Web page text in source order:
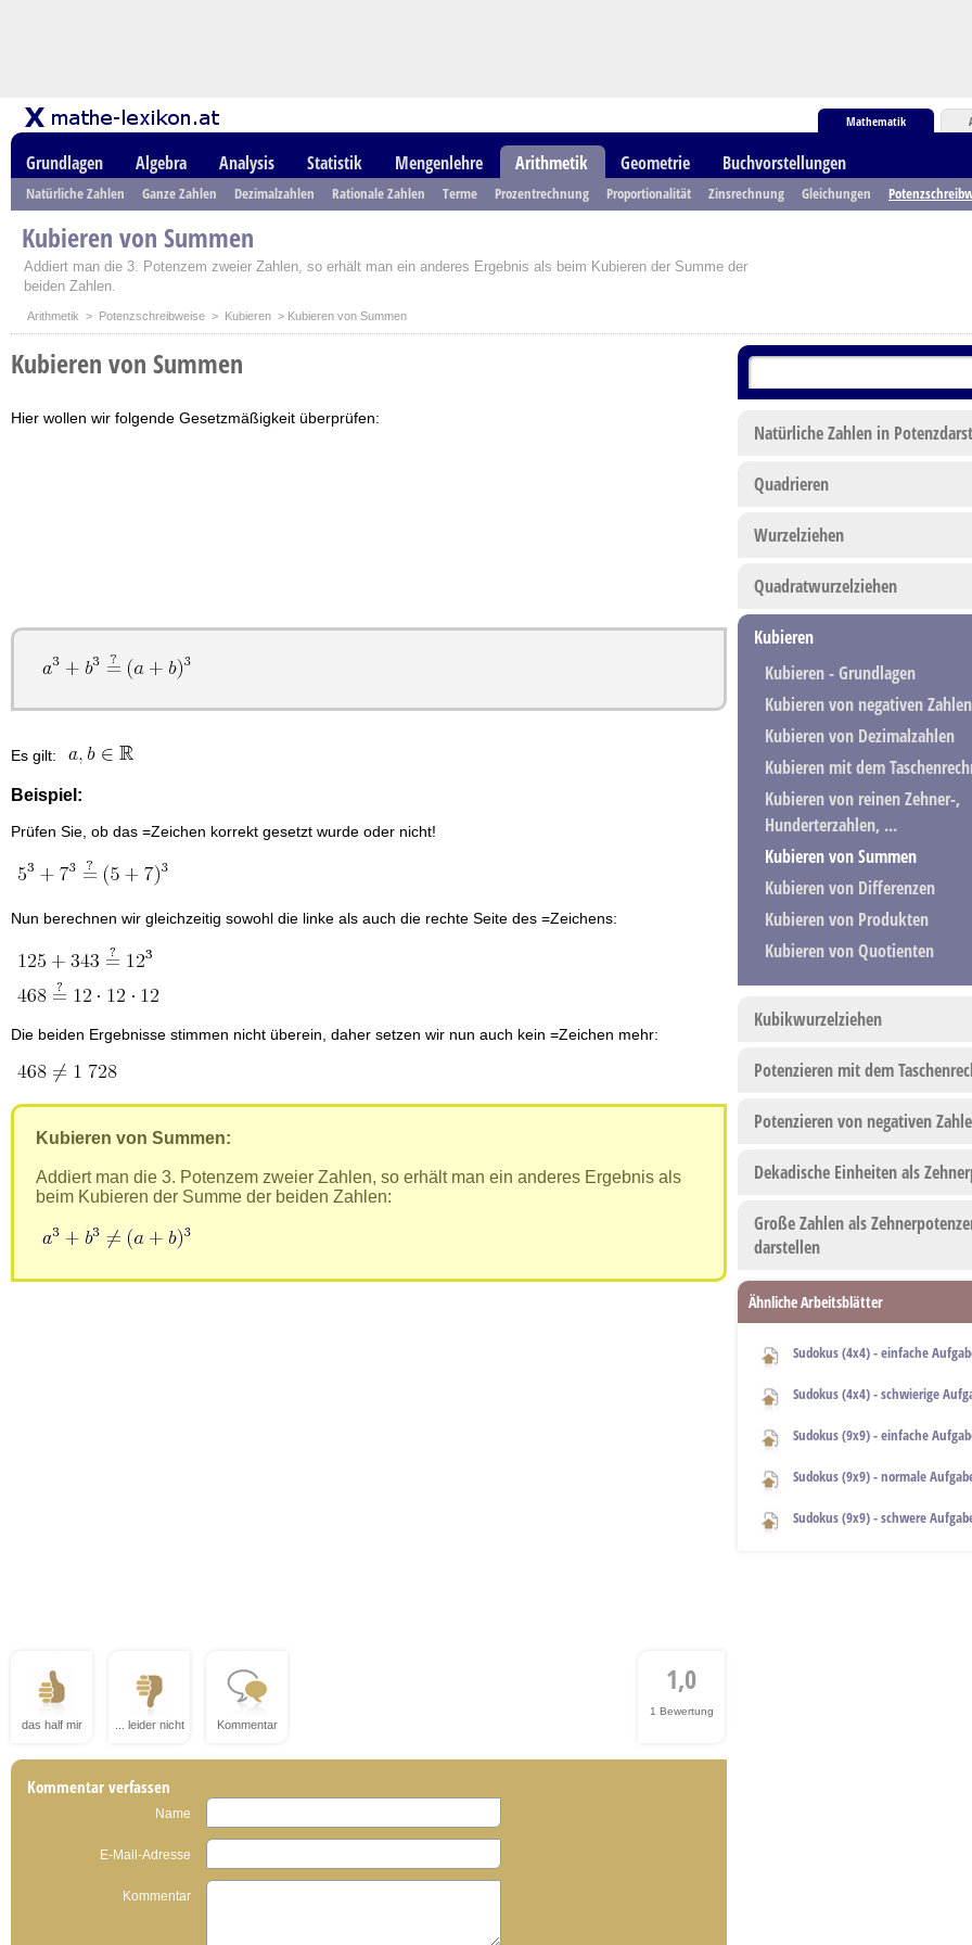
Mathematik
Grundlagen Algebra Analysis Statistik Mengenlehre Arithmetik Geometrie Buchvorstellungen
Natürliche Zahlen Ganze Zahlen Dezimalzahlen Rationale Zahlen Terme Prozentrechnung Proportionalität Zinsrechnung Gleichungen
Kubieren von Summen
Addiert man die 3. Potenzem zweier Zahlen, so erhält man ein anderes Ergebnis als beim Kubieren der Summe der
beiden Zahlen.
Arithmetik > Potenzschreibweise > Kubieren > Kubieren von Summen
Kubieren von Summen
Hier wollen wir folgende Gesetzmäßigkeit überprüfen:
Es gilt:
Beispiel:
Prüfen Sie, ob das =Zeichen korrekt gesetzt wurde oder nicht!
Nun berechnen wir gleichzeitig sowohl die linke als auch die rechte Seite des =Zeichens:
Die beiden Ergebnisse stimmen nicht überein, daher setzen wir nun auch kein =Zeichen mehr:
Kubieren von Summen:
Addiert man die 3. Potenzem zweier Zahlen, so erhält man ein anderes Ergebnis als
beim Kubieren der Summe der beiden Zahlen:
das half mir ... leider nicht Kommentar
1,0
1 Bewertung
Kommentar verfassen
Name
E-Mail-Adresse
Kommentar
Natürliche Zahlen in
Quadrieren
Wurzelziehen
Quadratwurzelziehen
Kubieren
Kubieren - Grundlagen
Kubieren von negativen Zahlen
Kubieren von Dezimalzahlen
Kubieren mit dem
Kubieren von reinen Zehner-,
Hunderterzahlen, ...
Kubieren von Summen
Kubieren von Differenzen
Kubieren von Produkten
Kubieren von Quotienten
Kubikwurzelziehen
Potenzieren mit dem
Potenzieren von negativen
Dekadische Einheiten als
Große Zahlen als
darstellen
Ähnliche Arbeitsblätter
Sudokus (4x4) - einfache
Sudokus (4x4) - schwierige
Sudokus (9x9) - einfache
Sudokus (9x9) - normale
Sudokus (9x9) - schwere